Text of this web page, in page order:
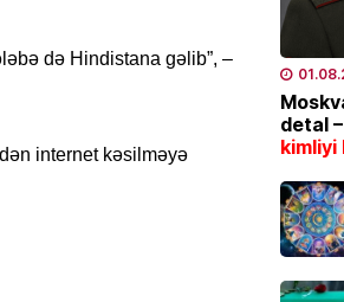
də Hindistana gəlib”, –
internet kəsilməyə
İDMAN
SƏHIYYƏ
detal –
kimliyi